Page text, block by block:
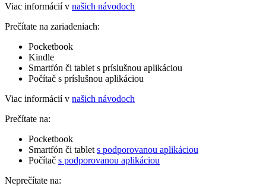
Viac informácií v našich návodoch
Prečítate na zariadeniach:
Pocketbook
Kindle
Smartfón či tablet s príslušnou aplikáciou
Počítač s príslušnou aplikáciou
Viac informácií v našich návodoch
Prečítate na:
Pocketbook
Smartfón či tablet s podporovanou aplikáciou
Počítač s podporovanou aplikáciou
Neprečítate na: